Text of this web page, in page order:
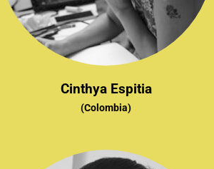
Cinthya Espitia
(Colombia)